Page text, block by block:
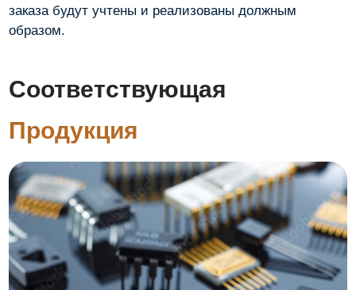
заказа будут учтены и реализованы должным
образом.
Соответствующая
Продукция